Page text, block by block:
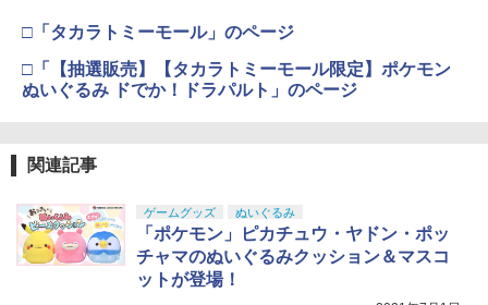
5
2026年10月予約 ガチャ【ないぞうくん
とさいぼうちゃん。めじるしマスコット
￥2,830
クガン LayLax
￥1,770
ーン プレゼント
￥1,380
5
￥3,880
4
52TOYS BLINDBOX ディズニー プリン
セス On the Run シリーズ ブラインドボ
ックス フィギュア ガチャガチャ コレク
ション 塗装済み コレクター・誕生日・
5
TAMASHII NATIONS S.H.フィギュアー
ツ 攻殻機動隊 THE GHOST IN THE SHE
LL 草薙素子 約140mm PVC&ABS製 塗
装済み可動フィギュア
HGAW 機動新世紀ガンダムX ガンダムエ
アマスター 1/144スケール 色分け済みプ
ラモデル
30MS SIS-H00 セスティエ[カラーC] 色
分け済みプラモデル
￥4,500
￥3,815
型用接着剤 87003
￥184
5
￥710
□「タカラトミーモール」のページ
□「【抽選販売】【タカラトミーモール限定】ポケモン
ぬいぐるみ ドでか！ドラパルト」のページ
関連記事
ゲームグッズ ぬいぐるみ
「ポケモン」ピカチュウ・ヤドン・ポッ
チャマのぬいぐるみクッション＆マスコ
ットが登場！